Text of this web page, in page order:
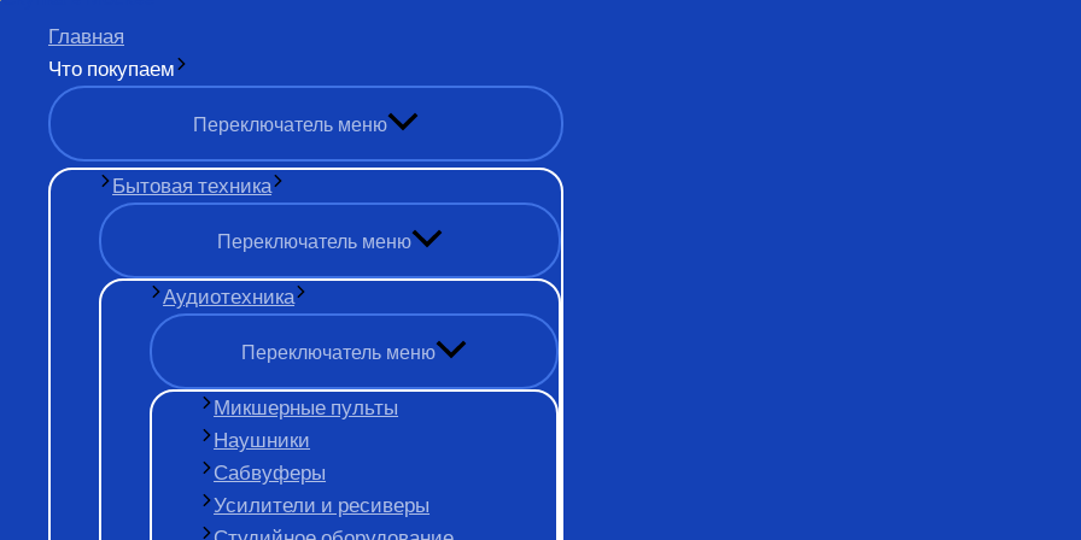
Перейти к содержимому
Главная
Что покупаем
Переключатель меню
Бытовая техника
Переключатель меню
Аудиотехника
Переключатель меню
Микшерные пульты
Наушники
Сабвуферы
Усилители и ресиверы
механические часы
Хотите продать механические
Хотите продать механические часы в Москве? Обращайтесь к нам - мы осуществляем скупку наручных